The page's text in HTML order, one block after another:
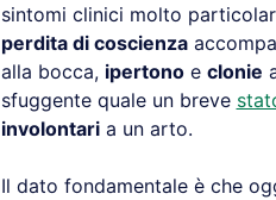
sintomi clinici molto
perdita di coscienza
alla bocca, ipertonoe clonie
sfuggente quale un breve
involontaria un arto.
Il dato fondamentale è che